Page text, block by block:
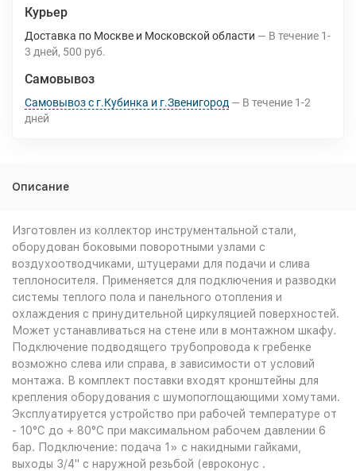
Курьер
Доставка по Москве и Московской области В течение 1-
3 дней 500 руб.
Самовывоз
Самовывоз с г.Кубинка и г.Звенигород В течение 1-2
дней
Описание
Изготовлен из коллектор инструментальной стали,
оборудован боковыми поворотными узлами с
воздухоотводчиками, штуцерами для подачи и слива
теплоносителя. Применяется для подключения и разводки
системы теплого пола и панельного отопления и
охлаждения с принудительной циркуляцией поверхностей.
Может устанавливаться на стене или в монтажном шкафу.
Подключение подводящего трубопровода к гребенке
возможно слева или справа, в зависимости от условий
монтажа. В комплект поставки входят кронштейны для
крепления оборудования с шумопоглощающими хомутами.
Эксплуатируется устройство при рабочей температуре от
- 10°С до + 80°С при максимальном рабочем давлении 6
бар. Подключение: подача 1» с накидными гайками,
выходы 3/4" с наружной резьбой (евроконус .